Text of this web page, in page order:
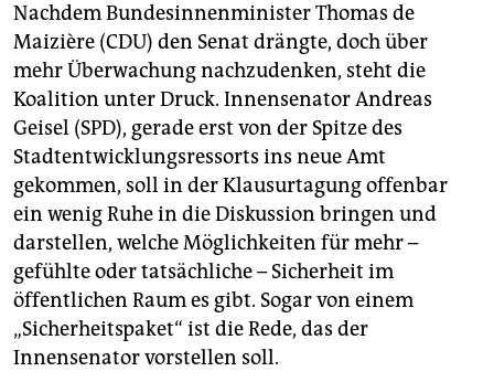
Nachdem Bundesinnenminister Thomas de
Maizière (CDU) den Senat drängte, doch über
mehr Überwachung nachzudenken, steht die
Koalition unter Druck. Innensenator Andreas
Geisel (SPD), gerade erst von der Spitze des
Stadtentwicklungsressorts ins neue Amt
gekommen, soll in der Klausurtagung offenbar
ein wenig Ruhe in die Diskussion bringen und
darstellen, welche Möglichkeiten für mehr –
gefühlte oder tatsächliche – Sicherheit im
öffentlichen Raum es gibt. Sogar von einem
„Sicherheitspaket“ ist die Rede, das der
Innensenator vorstellen soll.